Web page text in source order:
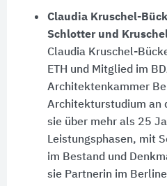
Claudia Kruschel-
Schlotter und
Claudia Kruschel-
ETH und Mitglied im
Architekten­kammer
Architekturstudium an
sie über mehr als 25
Leistungsphasen, mit
im Bestand und
sie Partnerin im